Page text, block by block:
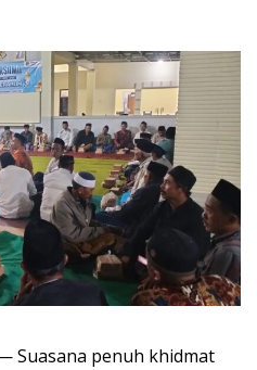
Suasana penuh khidmat